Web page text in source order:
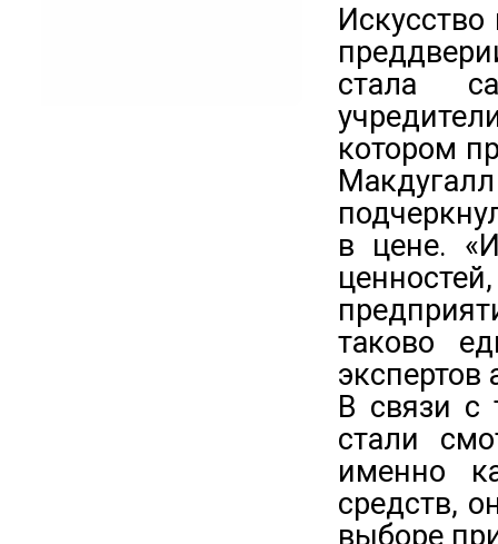
стала
котором
в цене.
таково
экспертов
В связи с
стали
именно
средств,
выборе